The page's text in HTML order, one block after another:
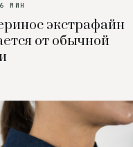
МИН
экстрафайн
от обычной